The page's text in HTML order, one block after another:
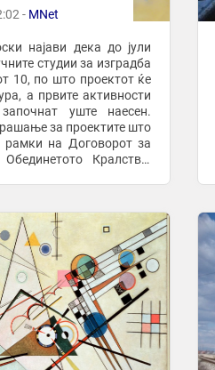
- MNet
најави дека до јули
студии за изградба
10, по што проектот ќе
а првите активности
уште наесен.
за проектите што
рамки на Договорот за
Кралство,